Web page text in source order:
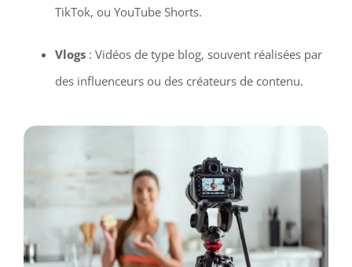
TikTok, ou YouTube Shorts.
Vlogs: Vidéos de type blog, souvent réalisées par
des influenceurs ou des créateurs de contenu.